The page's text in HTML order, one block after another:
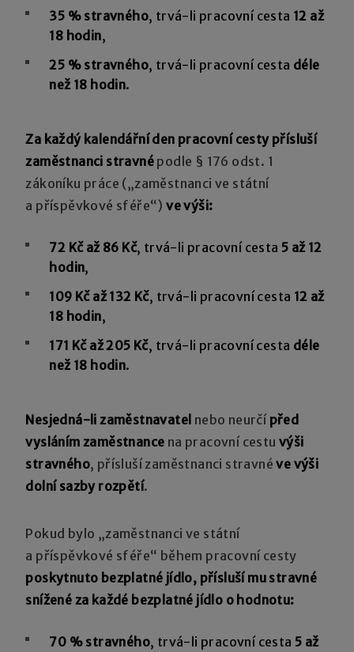
35 % stravného, trvá-li pracovní cesta 12 až
18 hodin,
25 % stravného, trvá-li pracovní cesta déle
než 18 hodin.
Za každý kalendářní den pracovní cesty přísluší
zaměstnanci stravné podle § 176 odst. 1
zákoníku práce („zaměstnanci ve státní
a příspěvkové sféře“)ve výši:
72 Kč až 86 Kč, trvá-li pracovní cesta 5 až 12
hodin,
109 Kč až 132 Kč, trvá-li pracovní cesta 12 až
18 hodin,
171 Kč až 205 Kč, trvá-li pracovní cesta déle
než 18 hodin.
Nesjedná-li zaměstnavatel nebo neurčí před
vysláním zaměstnance na pracovní cestuvýši
stravného, přísluší zaměstnanci stravnéve výši
dolní sazby rozpětí.
Pokud bylo „zaměstnanci ve státní
a příspěvkové sféře“ během pracovní cesty
poskytnuto bezplatné jídlo, přísluší mu stravné
snížené za každé bezplatné jídlo o hodnotu:
70 % stravného, trvá-li pracovní cesta 5 až